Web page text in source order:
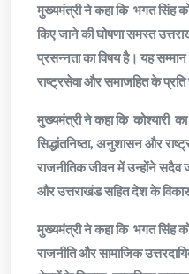
मुख्यमंत्री ने कहा कि भगत सिंह
किए जाने की घोषणा समस्त
प्रसन्नता का विषय है। यह
राष्ट्रसेवा और समाजहित के
मुख्यमंत्री ने कहा कि कोश्यारी
सिद्धांतनिष्ठा, अनुशासन और
राजनीतिक जीवन में उन्होंने सदैव
और उत्तराखंड सहित देश के विकास
मुख्यमंत्री ने कहा कि भगत सिंह
राजनीति और सामाजिक